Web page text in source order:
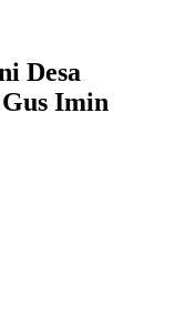
Desa
Imin